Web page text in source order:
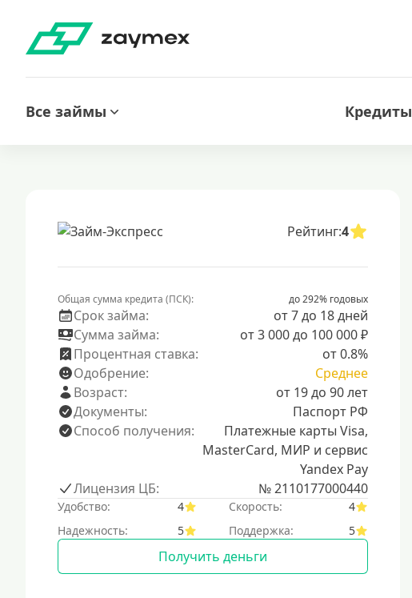
Все займы Кредиты
Рейтинг:4
Общая сумма кредита (ПСК): до 292% годовых
Срок займа:
от 7 до 18 дней
Сумма займа:
от 3 000 до 100 000 ₽
Процентная ставка:
от 0.8%
Одобрение:
Среднее
Возраст:
от 19 до 90 лет
Документы:
Паспорт РФ
Способ получения:
Платежные карты Visa,
MasterCard, МИР и сервис
Yandex Pay
Лицензия ЦБ:
№ 2110177000440
Удобство: 4 Скорость:
4
Надежность:
5 Поддержка: 5
Получить деньги